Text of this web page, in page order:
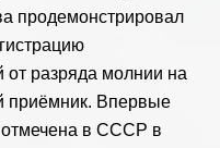
продемонстрировал
от разряда молнии на
приёмник. Впервые
отмечена в СССР в